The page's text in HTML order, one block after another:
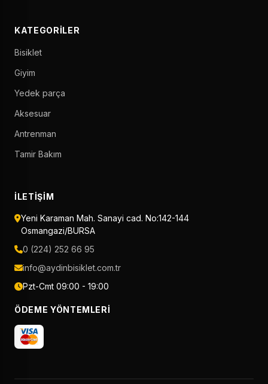
KATEGORILER
Bisiklet
Giyim
Yedek parça
Aksesuar
Antrenman
Tamir Bakım
İLETIŞIM
Yeni Karaman Mah. Sanayi cad. No:142-144
Osmangazi/BURSA
0 (224) 252 66 95
info@aydinbisiklet.com.tr
Pzt-Cmt 09:00 - 19:00
ÖDEME YÖNTEMLERI